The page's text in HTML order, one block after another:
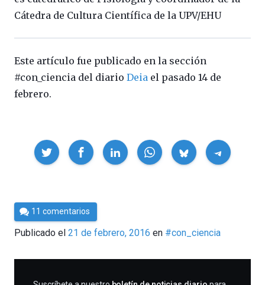
Cátedra de Cultura Científica de la UPV/EHU
Este artículo fue publicado en la sección
#con_ciencia del diario Deia el pasado 14 de
febrero.
Compartir
Por
Cultura
Cientifica
11 comentarios
Publicado el 21 de febrero, 2016 en #con_ciencia